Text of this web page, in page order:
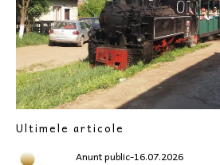
Ultimele articole
Anunt public-16.07.2026